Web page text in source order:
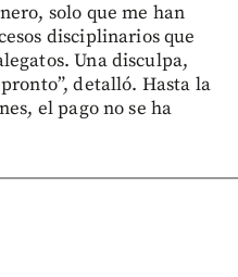
solo que me han
disciplinarios que
Una disculpa,
detalló. Hasta la
el pago no se ha